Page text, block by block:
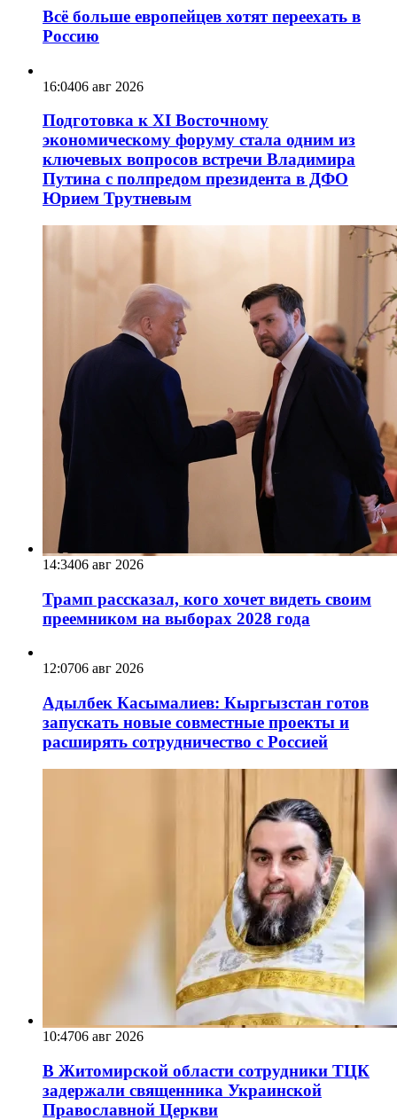
Всё больше европейцев хотят переехать в
Россию
16:0406 авг 2026
Подготовка к XI Восточному
экономическому форуму стала одним из
ключевых вопросов встречи Владимира
Путина с полпредом президента в ДФО
Юрием Трутневым
14:3406 авг 2026
Трамп рассказал, кого хочет видеть своим
преемником на выборах 2028 года
12:0706 авг 2026
Адылбек Касымалиев: Кыргызстан готов
запускать новые совместные проекты и
расширять сотрудничество с Россией
10:4706 авг 2026
В Житомирской области сотрудники ТЦК
задержали священника Украинской
Православной Церкви